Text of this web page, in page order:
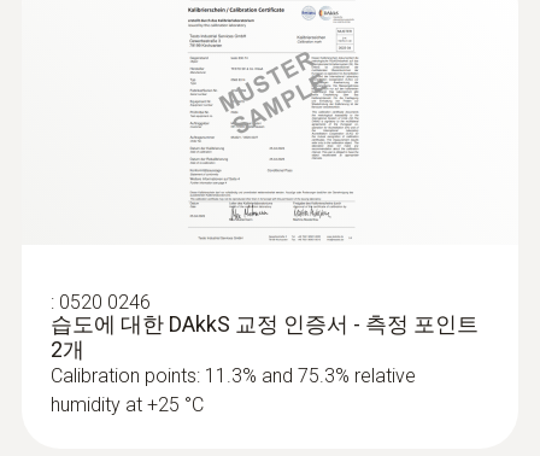
: 0520 0246
습도에 대한 DAkkS 교정 인증서 - 측정 포인트
2개
Calibration points: 11.3% and 75.3% relative
humidity at +25 °C